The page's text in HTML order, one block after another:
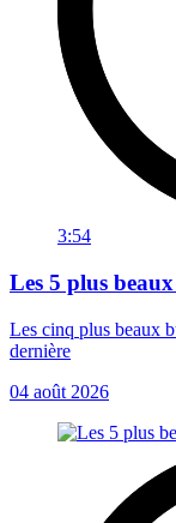
3:54
Les 5 plus
Les cinq plus beaux
dernière
04 août 2026